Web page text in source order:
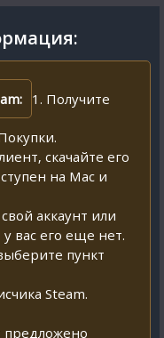
1. Получите
скачайте его
на Mac и
аккаунт или
вас его еще нет.
пункт
Steam.
предложено